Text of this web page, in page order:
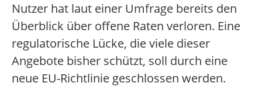
Nutzer hat laut einer Umfrage bereits den
Überblick über offene Raten verloren. Eine
regulatorische Lücke, die viele dieser
Angebote bisher schützt, soll durch eine
neue EU-Richtlinie geschlossen werden.